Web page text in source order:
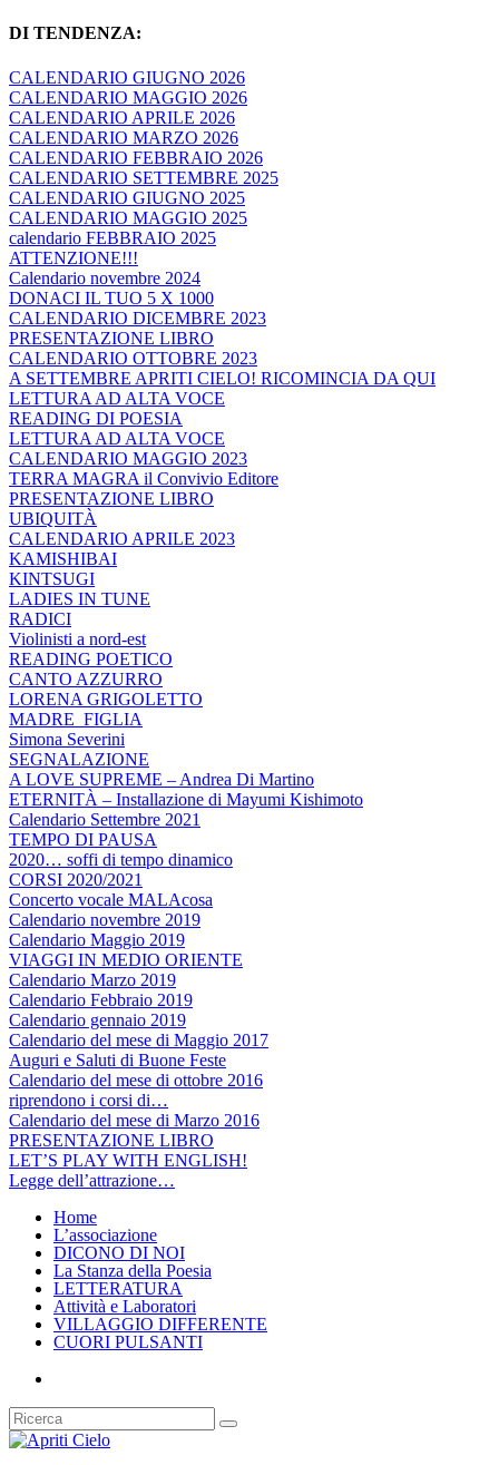
DI TENDENZA:
CALENDARIO GIUGNO 2026
CALENDARIO MAGGIO 2026
CALENDARIO APRILE 2026
CALENDARIO MARZO 2026
CALENDARIO FEBBRAIO 2026
CALENDARIO SETTEMBRE 2025
CALENDARIO GIUGNO 2025
CALENDARIO MAGGIO 2025
calendario FEBBRAIO 2025
ATTENZIONE!!!
Calendario novembre 2024
DONACI IL TUO 5 X 1000
CALENDARIO DICEMBRE 2023
PRESENTAZIONE LIBRO
CALENDARIO OTTOBRE 2023
A SETTEMBRE APRITI CIELO! RICOMINCIA DA QUI
LETTURA AD ALTA VOCE
READING DI POESIA
LETTURA AD ALTA VOCE
CALENDARIO MAGGIO 2023
TERRA MAGRA il Convivio Editore
PRESENTAZIONE LIBRO
UBIQUITÀ
CALENDARIO APRILE 2023
KAMISHIBAI
KINTSUGI
LADIES IN TUNE
RADICI
Violinisti a nord-est
READING POETICO
CANTO AZZURRO
LORENA GRIGOLETTO
MADRE_FIGLIA
Simona Severini
SEGNALAZIONE
A LOVE SUPREME – Andrea Di Martino
ETERNITÀ – Installazione di Mayumi Kishimoto
Calendario Settembre 2021
TEMPO DI PAUSA
2020… soffi di tempo dinamico
CORSI 2020/2021
Concerto vocale MALAcosa
Calendario novembre 2019
Calendario Maggio 2019
VIAGGI IN MEDIO ORIENTE
Calendario Marzo 2019
Calendario Febbraio 2019
Calendario gennaio 2019
Calendario del mese di Maggio 2017
Auguri e Saluti di Buone Feste
Calendario del mese di ottobre 2016
riprendono i corsi di…
Calendario del mese di Marzo 2016
PRESENTAZIONE LIBRO
LET’S PLAY WITH ENGLISH!
Legge dell’attrazione…
Home
L’associazione
DICONO DI NOI
La Stanza della Poesia
LETTERATURA
Attività e Laboratori
VILLAGGIO DIFFERENTE
CUORI PULSANTI